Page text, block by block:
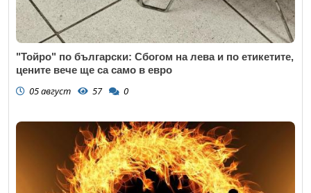
"Тойро" по български: Сбогом на лева и по етикетите,
цените вече ще са само в евро
05 август 57 0